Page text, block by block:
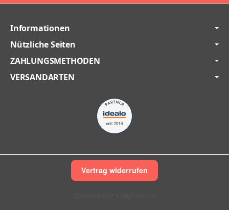
Informationen
Nützliche Seiten
ZAHLUNGSMETHODEN
VERSANDARTEN
Vertrag widerrufen